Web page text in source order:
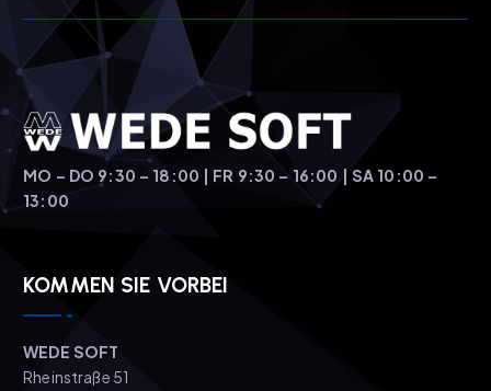
MO – DO 9:30 – 18:00 | FR 9:30 – 16:00 | SA 10:00 –
13:00
KOMMEN SIE VORBEI
WEDE SOFT
Rheinstraße 51